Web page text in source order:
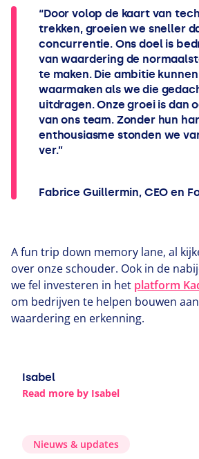
“Door volop de kaart van
trekken, groeien we sneller
concurrentie. Ons doel is
van waardering de
te maken. Die ambitie
waarmaken als we die
uitdragen. Onze groei is dan
van ons team. Zonder hun
enthousiasme stonden we
ver.”
Fabrice Guillermin, CEO en
A fun trip down memory lane, al
over onze schouder. Ook in de
we fel investeren in het platform
om bedrijven te helpen bouwen
waardering en erkenning.
Isabel
Read more by Isabel
Nieuws & updates